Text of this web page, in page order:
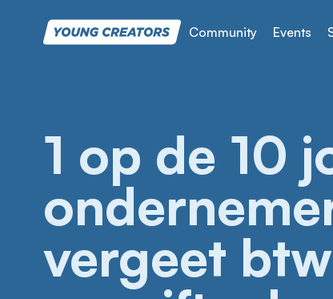
Community Events
1 op de 10
vergeet